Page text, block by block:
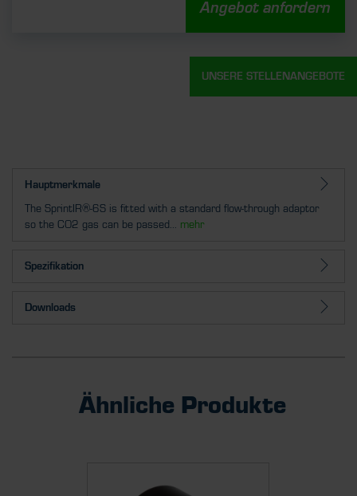
Angebot anfordern
Hauptmerkmale
The SprintIR®-6S is fitted with a standard flow-through adaptor
so the CO2 gas can be passed... mehr
Spezifikation
Downloads
Ähnliche Produkte
UNSERE STELLENANGEBOTE